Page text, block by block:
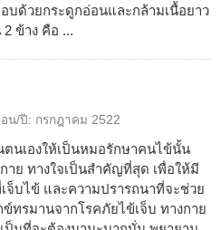
ด้วยกระดูกอ่อนและกล้ามเนื้อยาว
ข้าง คือ ...
อน/ปี: กรกฎาคม 2522
นเองให้เป็นหมอรักษาคนไข้นั้น
าย ทางใจเป็นสำคัญที่สุด เพื่อให้มี
จ็บไข้ และความปรารถนาที่จะช่วย
ทรมานจากโรคภัยไข้เจ็บ ทางกาย